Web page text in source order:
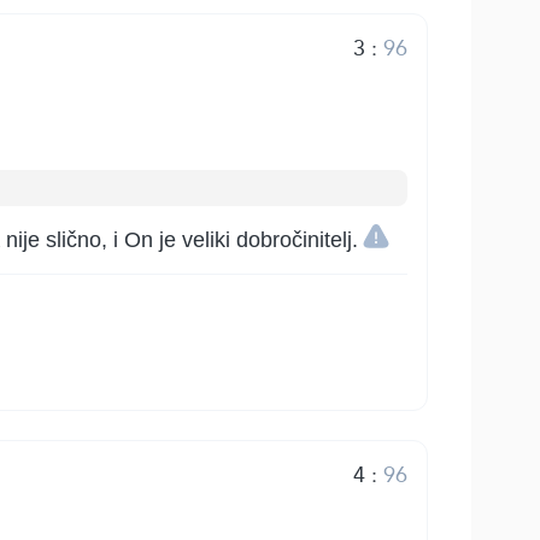
3 :96
slično, i On je veliki dobročinitelj.
4:96